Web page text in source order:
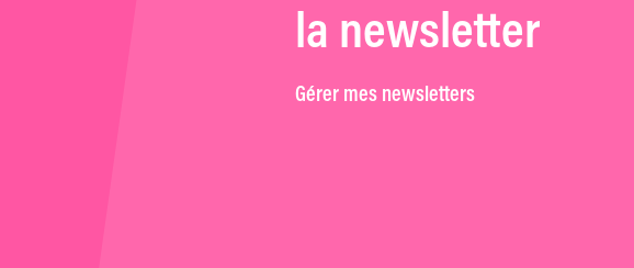
la newsletter
Gérer mes newsletters